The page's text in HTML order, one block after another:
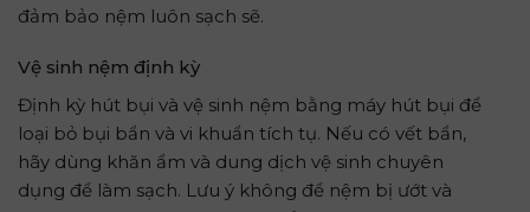
đảm bảo nệm luôn sạch sẽ.
Vệ sinh nệm định kỳ
Định kỳ hút bụi và vệ sinh nệm bằng máy hút bụi để
loại bỏ bụi bẩn và vi khuẩn tích tụ. Nếu có vết bẩn,
hãy dùng khăn ẩm và dung dịch vệ sinh chuyên
dụng để làm sạch. Lưu ý không để nệm bị ướt và